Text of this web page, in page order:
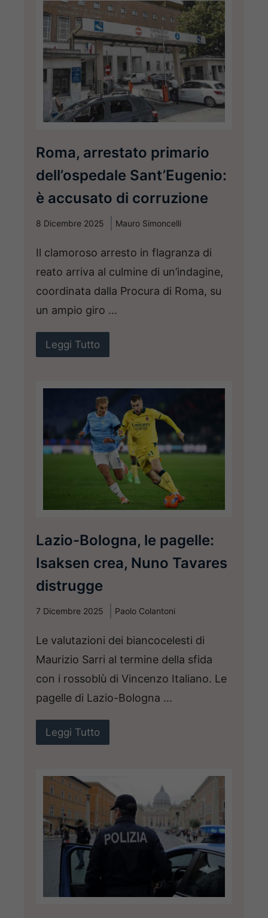
Roma, arrestato primario
dell’ospedale Sant’Eugenio:
è accusato di corruzione
8 Dicembre 2025 Mauro Simoncelli
Il clamoroso arresto in flagranza di
reato arriva al culmine di un’indagine,
coordinata dalla Procura di Roma, su
un ampio giro ...
Leggi Tutto
Lazio-Bologna, le pagelle:
Isaksen crea, Nuno Tavares
distrugge
7 Dicembre 2025 Paolo Colantoni
Le valutazioni dei biancocelesti di
Maurizio Sarri al termine della sfida
con i rossoblù di Vincenzo Italiano. Le
pagelle di Lazio-Bologna ...
Leggi Tutto